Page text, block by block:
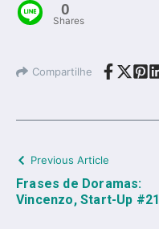
0
Shares
Compartilhe
Previous Article
Frases de Doramas:
Vincenzo, Start-Up #21